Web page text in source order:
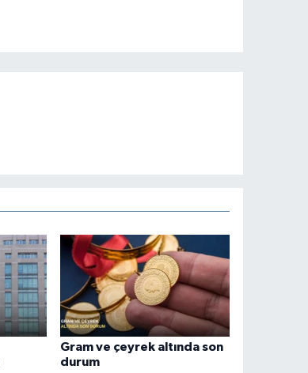
Gram ve çeyrek altında son
durum